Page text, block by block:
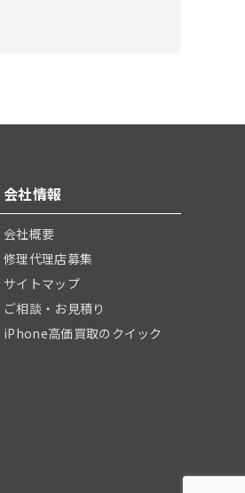
会社情報
会社概要
修理代理店募集
サイトマップ
ご相談・お見積り
iPhone高価買取のクイック